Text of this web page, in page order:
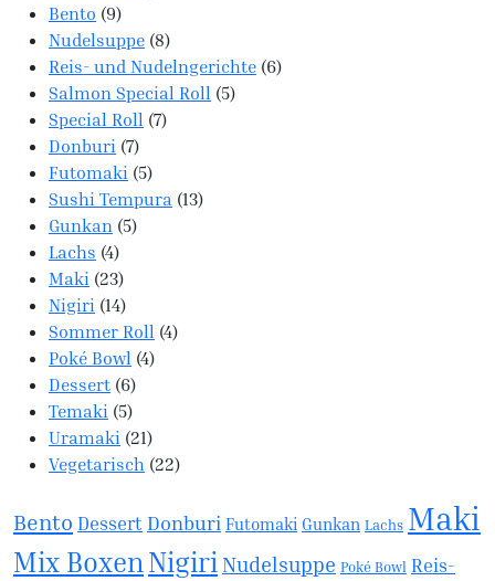
Bento 99 Produkte
Nudelsuppe 88 Produkte
Reis- und Nudelngerichte 66 Produkte
Salmon Special Roll 55 Produkte
Special Roll 77 Produkte
Donburi 77 Produkte
Futomaki 55 Produkte
Sushi Tempura 1313 Produkte
Gunkan 55 Produkte
Lachs 44 Produkte
Maki 2323 Produkte
Nigiri 1414 Produkte
Sommer Roll 44 Produkte
Poké Bowl 44 Produkte
Dessert 66 Produkte
Temaki 55 Produkte
Uramaki 2121 Produkte
Vegetarisch 2222 Produkte
Bento Dessert Donburi Futomaki Gunkan Lachs Maki
Mix BoxenNigiri Nudelsuppe Poké Bowl Reis-